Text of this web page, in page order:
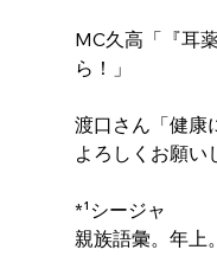
MC久高「『耳
ら！」
渡口さん「健康
よろしくお願い
*¹シージャ
親族語彙。年上